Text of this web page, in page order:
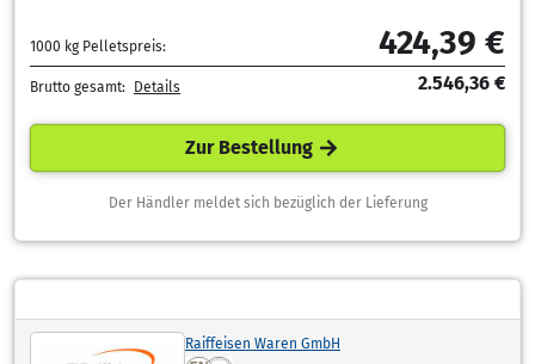
1000 kg Pelletspreis: 424,39 €
Brutto gesamt: Details 2.546,36 €
Zur Bestellung
Der Händler meldet sich bezüglich der Lieferung
Raiffeisen Waren GmbH